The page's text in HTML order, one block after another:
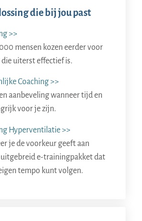
die bij jou past
>>
mensen kozen eerder voor
uiterst effectief is.
Coaching >>
aanbeveling wanneer tijd en
voor je zijn.
Hyperventilatie >>
je de voorkeur geeft aan
e-trainingpakket dat
tempo kunt volgen.